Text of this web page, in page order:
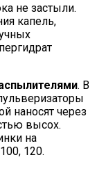
не застыли.
капель,
. В
наносят через
высох.
на
120.